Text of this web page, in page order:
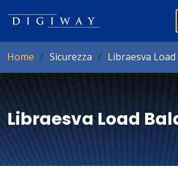
Home Sicurezza Libraesva
Libraesva Load